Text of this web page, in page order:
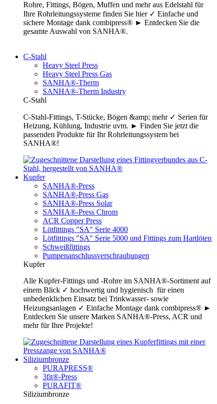
Rohre, Fittings, Bögen, Muffen und mehr aus Edelstahl für
Ihre Rohrleitungssysteme finden Sie hier ✓ Einfache und
sichere Montage dank combipress® ► Entdecken Sie die
gesamte Auswahl von SANHA®.
C-Stahl
Heavy Steel Press
Heavy Steel Press Gas
SANHA®-Therm
SANHA®-Therm Industry
C-Stahl
C-Stahl-Fittings, T-Stücke, Bögen &amp; mehr ✓ Serien für
Heizung, Kühlung, Industrie uvm. ► Finden Sie jetzt die
passenden Produkte für Ihr Rohrleitungssystem bei
SANHA®!
Kupfer
SANHA®-Press
SANHA®-Press Gas
SANHA®-Press Solar
SANHA®-Press Chrom
ACR Copper Press
Lötfittings "SA" Serie 4000
Lötfittings "SA" Serie 5000 und Fittings zum Hartlöten
Schweißfittings
Pumpenanschlussverschraubungen
Kupfer
Alle Kupfer-Fittings und -Rohre im SANHA®-Sortiment auf
einem Blick ✓ hochwertig und hygienisch für einen
unbedenklichen Einsatz bei Trinkwasser- sowie
Heizungsanlagen ✓ Einfache Montage dank combipress® ►
Entdecken Sie unsere Marken SANHA®-Press, ACR und
mehr für Ihre Projekte!
Siliziumbronze
PURAPRESS®
3fit®-Press
PURAFIT®
Siliziumbronze